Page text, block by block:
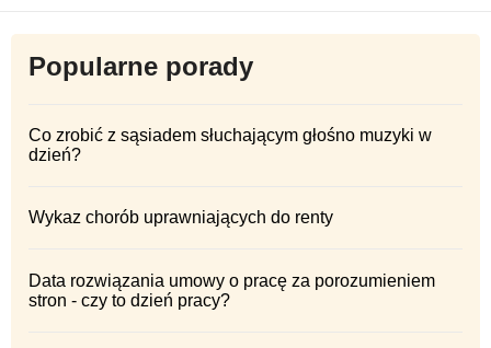
Popularne porady
Co zrobić z sąsiadem słuchającym głośno muzyki w
dzień?
Wykaz chorób uprawniających do renty
Data rozwiązania umowy o pracę za porozumieniem
stron - czy to dzień pracy?